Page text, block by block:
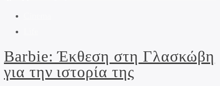
Barbie: Έκθεση στη Γλασκώβη
για την ιστορία της